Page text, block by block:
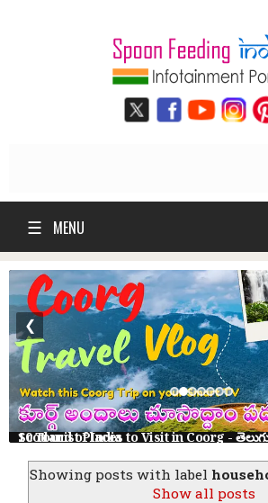
☰ MENU
10 Tourist Places to Visit in Coorg - తెలుగులో కూర్గ్ ట్రిప్ - Scotland of India
❮
Showing posts with label
Show all posts